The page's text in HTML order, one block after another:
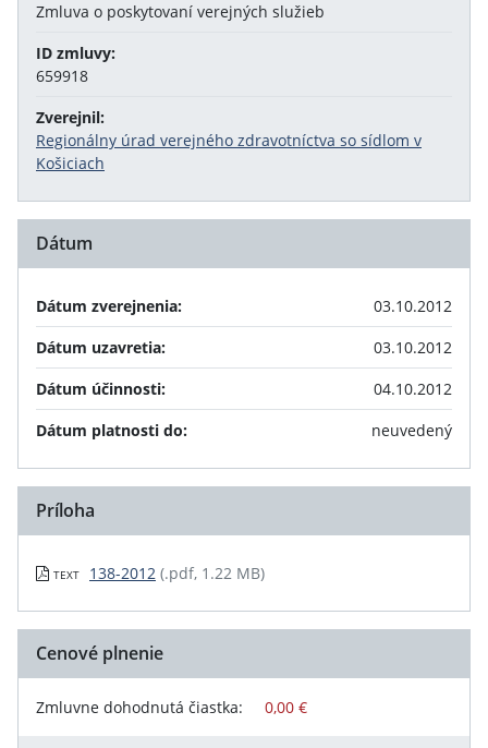
Zmluva o poskytovaní verejných služieb
ID zmluvy:
659918
Zverejnil:
Regionálny úrad verejného zdravotníctva so sídlom v
Košiciach
Dátum
Dátum zverejnenia:
03.10.2012
Dátum uzavretia:
03.10.2012
Dátum účinnosti:
04.10.2012
Dátum platnosti do:
neuvedený
Príloha
TEXT 138-2012 (.pdf, 1.22 MB)
Cenové plnenie
Zmluvne dohodnutá čiastka: 0,00 €